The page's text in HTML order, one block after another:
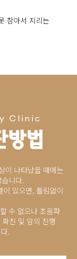
참아서 지리는
Clinic
방법
이 나타났을 때에는
니다.
있으면, 틀림없이
수 없으나 초음파
진 및 암의 진행
.